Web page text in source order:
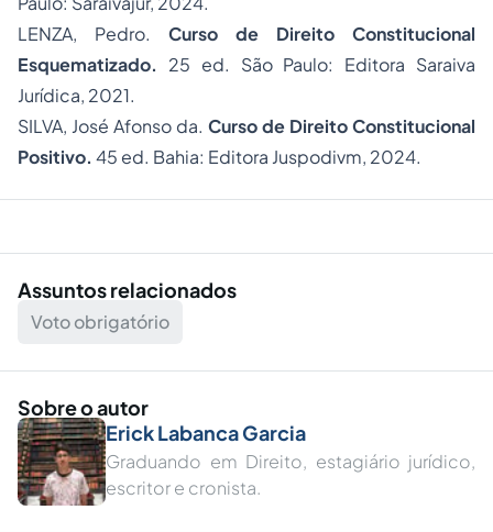
LENZA, Pedro. Curso de Direito Constitucional
Esquematizado. 25 ed. São Paulo: Editora Saraiva
Jurídica, 2021.
SILVA, José Afonso da. Curso de Direito Constitucional
Positivo. 45 ed. Bahia: Editora Juspodivm, 2024.
Assuntos relacionados
Voto obrigatório
Sobre o autor
Erick Labanca Garcia
Graduando em Direito, estagiário jurídico,
escritor e cronista.